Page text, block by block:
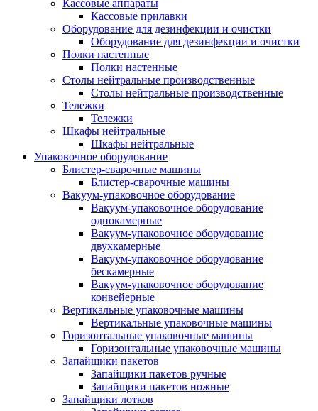
Кассовые аппараты
Кассовые прилавки
Оборудование для дезинфекции и очистки
Оборудование для дезинфекции и очистки
Полки настенные
Полки настенные
Столы нейтральные производственные
Столы нейтральные производственные
Тележки
Тележки
Шкафы нейтральные
Шкафы нейтральные
Упаковочное оборудование
Блистер-сварочные машины
Блистер-сварочные машины
Вакуум-упаковочное оборудование
Вакуум-упаковочное оборудование
однокамерные
Вакуум-упаковочное оборудование
двухкамерные
Вакуум-упаковочное оборудование
беcкамерные
Вакуум-упаковочное оборудование
конвейерные
Вертикальные упаковочные машины
Вертикальные упаковочные машины
Горизонтальные упаковочные машины
Горизонтальные упаковочные машины
Запайщики пакетов
Запайщики пакетов ручные
Запайщики пакетов ножные
Запайщики лотков